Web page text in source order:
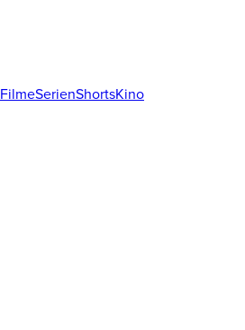
FilmeSerienShortsKino